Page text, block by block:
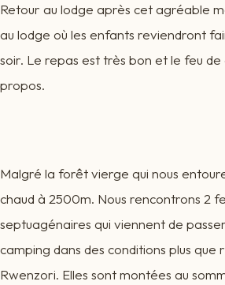
Retour au lodge après cet agréable
au lodge où les enfants reviendront
soir. Le repas est très bon et le feu
propos.
Malgré la forêt vierge qui nous
chaud à 2500m. Nous rencontrons 2
septuagénaires qui viennent de
camping dans des conditions plus que
Rwenzori. Elles sont montées au